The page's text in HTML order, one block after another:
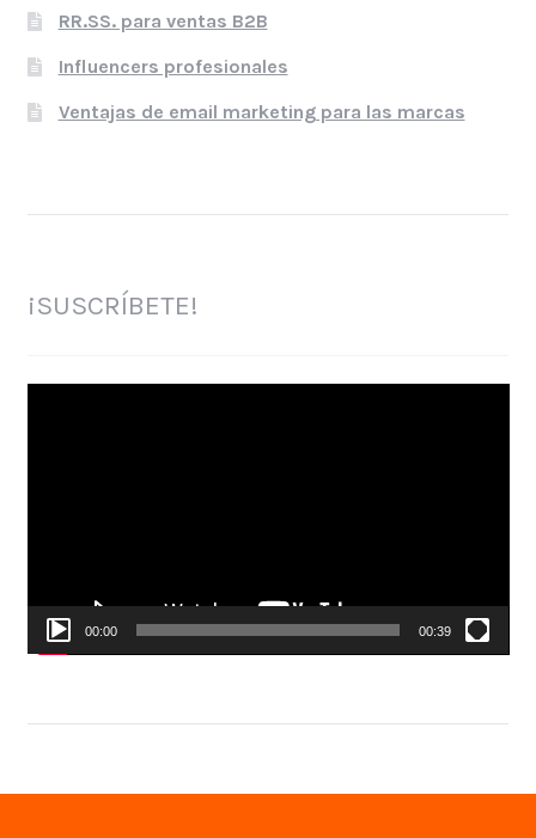
RR.SS. para ventas B2B
Influencers profesionales
Ventajas de email marketing para las marcas
¡SUSCRÍBETE!
00:00 00:39